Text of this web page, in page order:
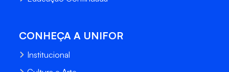
CONHEÇA A UNIFOR
Institucional